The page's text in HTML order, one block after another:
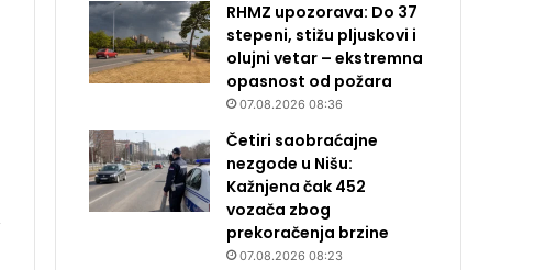
RHMZ upozorava: Do 37
stepeni, stižu pljuskovi i
olujni vetar – ekstremna
opasnost od požara
07.08.2026 08:36
Četiri saobraćajne
nezgode u Nišu:
Kažnjena čak 452
vozača zbog
prekoračenja brzine
07.08.2026 08:23